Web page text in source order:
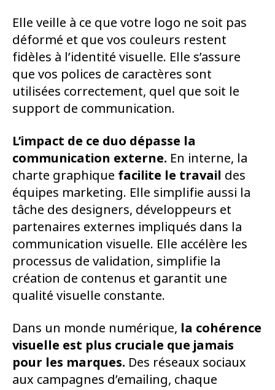
Elle veille à ce que votre logo ne soit pas
déformé et que vos couleurs restent
fidèles à l’identité visuelle. Elle s’assure
que vos polices de caractères sont
utilisées correctement, quel que soit le
support de communication.
L’impact de ce duo dépasse la
communication externe. En interne, la
charte graphique facilite le travail des
équipes marketing. Elle simplifie aussi la
tâche des designers, développeurs et
partenaires externes impliqués dans la
communication visuelle. Elle accélère les
processus de validation, simplifie la
création de contenus et garantit une
qualité visuelle constante.
Dans un monde numérique, la cohérence
visuelle est plus cruciale que jamais
pour les marques. Des réseaux sociaux
aux campagnes d’emailing, chaque